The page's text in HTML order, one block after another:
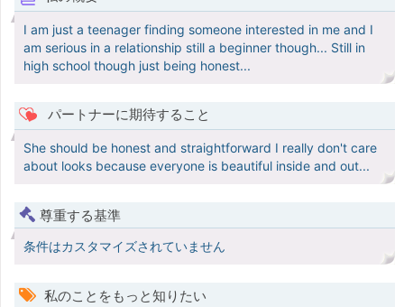
I am just a teenager finding someone interested in me and I
am serious in a relationship still a beginner though... Still in
high school though just being honest...
パートナーに期待すること
She should be honest and straightforward I really don't care
about looks because everyone is beautiful inside and out...
尊重する基準
条件はカスタマイズされていません
私のことをもっと知りたい